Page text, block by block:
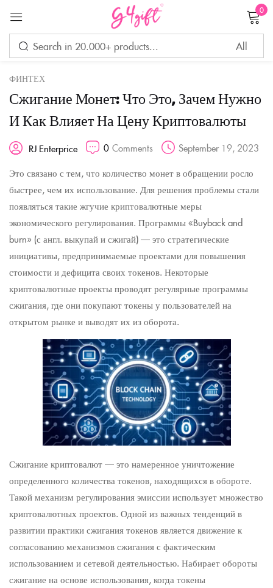
0
ФИНТЕХ
Сжигание Монет: Что Это, Зачем Нужно
И Как Влияет На Цену Криптовалюты
RJ Enterprice 0 Comments
September 19, 2023
Это связано с тем, что количество монет в обращении росло
быстрее, чем их использование. Для решения проблемы стали
появляться такие жгучие криптовалютные меры
экономического регулирования. Программы «Buyback and
burn» (с англ. выкупай и сжигай) — это стратегические
инициативы, предпринимаемые проектами для повышения
стоимости и дефицита своих токенов. Некоторые
криптовалютные проекты проводят регулярные программы
сжигания, где они покупают токены у пользователей на
открытом рынке и выводят их из оборота.
Сжигание криптовалют — это намеренное уничтожение
определенного количества токенов, находящихся в обороте.
Такой механизм регулирования эмиссии использует множество
криптовалютных проектов. Одной из важных тенденций в
развитии практики сжигания токенов является движение к
согласованию механизмов сжигания с фактическим
использованием и сетевой деятельностью. Набирает обороты
сжигание на основе использования, когда токены
Sign in
Lost password?
LOG IN
CREATE AN ACCOUNT